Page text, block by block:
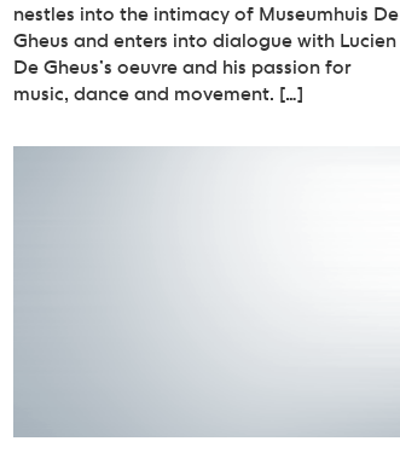
nestles into the intimacy of Museumhuis De
Gheus and enters into dialogue with Lucien
De Gheus’s oeuvre and his passion for
music, dance and movement. […]